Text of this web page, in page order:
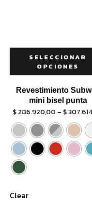
SELECCIONAR
OPCIONES
Revestimiento
mini bisel punta
$286.920,00 – $
Clear